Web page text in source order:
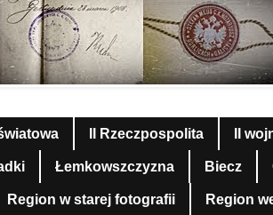
II Rzeczpospolita II
Łemkowszczyzna Biecz
Region w starej fotografii Region